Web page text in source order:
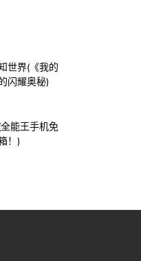
世界(《我的
闪耀奥秘)
能王手机免
！)